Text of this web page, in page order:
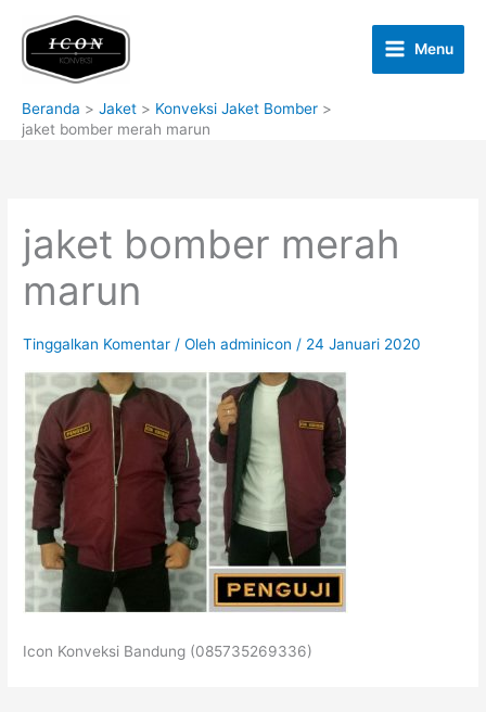
konten
Menu
Beranda Jaket
Konveksi Jaket Bomber
jaket bomber merah marun
jaket bomber merah
marun
Tinggalkan Komentar / Olehadminicon / 24 Januari 2020
Icon Konveksi Bandung (085735269336)